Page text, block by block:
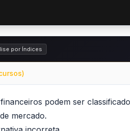
por Índices
podem ser
mercado.